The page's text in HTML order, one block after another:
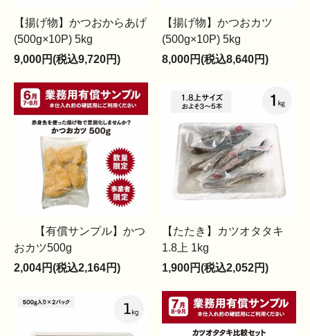
【揚げ物】かつおからあげ
(500g×10P) 5kg
9,000円(税込9,720円)
【揚げ物】かつおカツ
(500g×10P) 5kg
8,000円(税込8,640円)
【有償サンプル】かつ
おカツ500g
2,004円(税込2,164円)
【たたき】カツオタタキ
1.8上 1kg
1,900円(税込2,052円)